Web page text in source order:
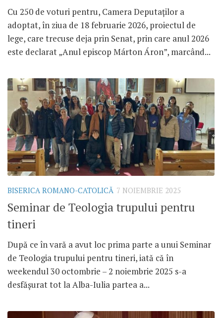
Cu 250 de voturi pentru, Camera Deputaților a
adoptat, în ziua de 18 februarie 2026, proiectul de
lege, care trecuse deja prin Senat, prin care anul 2026
este declarat „Anul episcop Márton Áron”, marcând...
BISERICA ROMANO-CATOLICĂ 7 NOIEMBRIE 2025
Seminar de Teologia trupului pentru
tineri
După ce în vară a avut loc prima parte a unui Seminar
de Teologia trupului pentru tineri, iată că în
weekendul 30 octombrie – 2 noiembrie 2025 s-a
desfășurat tot la Alba-Iulia partea a...